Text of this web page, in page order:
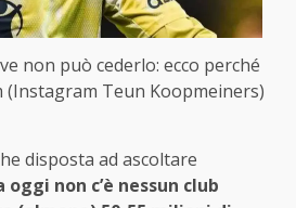
non può cederlo: ecco perché
(Instagram Teun Koopmeiners)
disposta ad ascoltare
oggi non c’è nessun club